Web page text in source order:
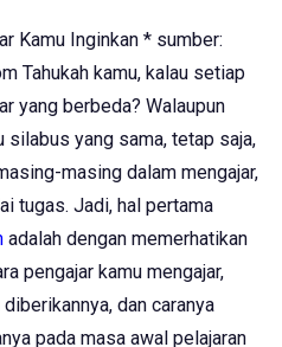
Kamu Inginkan * sumber:
Tahukah kamu, kalau setiap
yang berbeda? Walaupun
silabus yang sama, tetap saja,
masing dalam mengajar,
tugas. Jadi, hal pertama
adalah dengan memerhatikan
pengajar kamu mengajar,
dan caranya
pada masa awal pelajaran